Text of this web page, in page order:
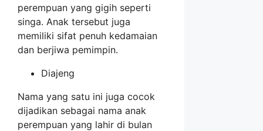
perempuan yang gigih seperti
singa. Anak tersebut juga
memiliki sifat penuh kedamaian
dan berjiwa pemimpin.
Diajeng
Nama yang satu ini juga cocok
dijadikan sebagai nama anak
perempuan yang lahir di bulan